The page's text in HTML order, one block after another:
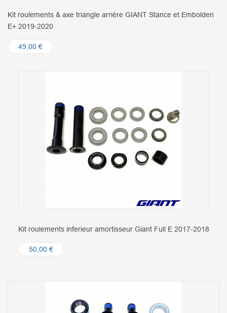
Kit roulements & axe triangle arrière GIANT Stance et Embolden
E+ 2019-2020
49,00 €
Kit roulements inferieur amortisseur Giant Full E 2017-2018
50,00 €